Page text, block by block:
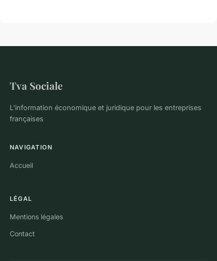
Tva Sociale
L'information économique et juridique pour les entreprises
françaises
NAVIGATION
Accueil
LÉGAL
Mentions légales
Contact